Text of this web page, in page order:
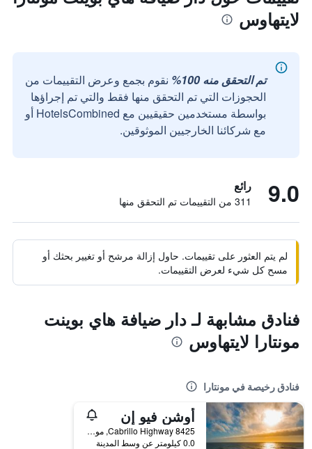
لايتهاوس
تم التحقق منه 100%
نقوم بجمع وعرض التقييمات من
الحجوزات التي تم التحقق منها فقط والتي تم إجراؤها
بواسطة مستخدمين حقيقيين مع HotelsCombined أو
مع شركائنا الخارجيين الموثوقين.
9.0 رائع
311 من التقييمات تم التحقق منها
لم يتم العثور على تقييمات. حاول إزالة مرشح أو تغيير بحثك أو
مسح كل شيء لعرض التقييمات.
فنادق مشابهة لـ دار ضيافة هاي بوينت
مونتارا لايتهاوس
فنادق رخيصة في مونتارا
أوشن فيو إن
8425 Cabrillo Highway, مونتارا, CA, الولايات المتحدة الأميريكية
0.0 كيلومتر عن وسط المدينة